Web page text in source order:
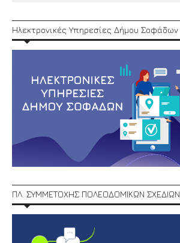
Ηλεκτρονικές Υπηρεσίες Δήμου Σοφάδων
ΠΛ. ΣΥΜΜΕΤΟΧΗΣ ΠΟΛΕΟΔΟΜΙΚΩΝ ΣΧΕΔΙΩΝ